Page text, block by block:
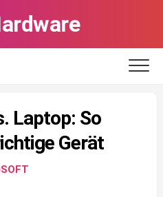
Laptop: So
Gerät